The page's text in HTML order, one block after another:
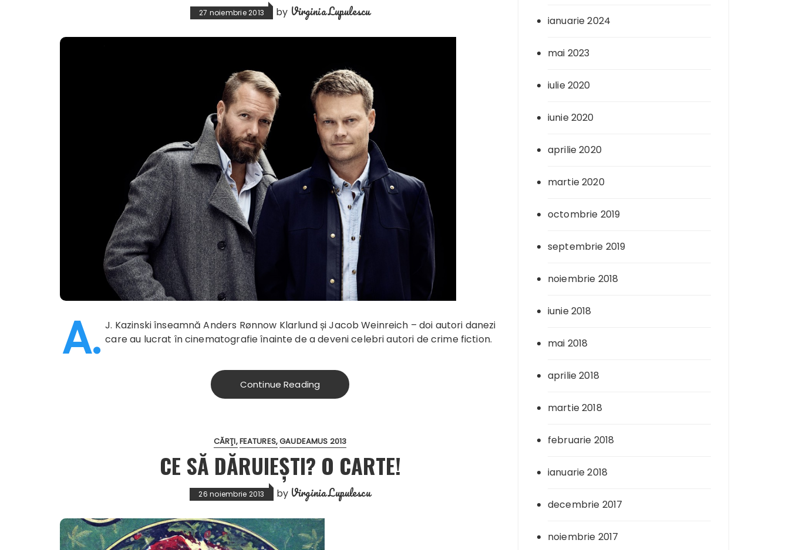
27 noiembrie 2013 by Virginia Lupulescu
A. J. Kazinski înseamnă Anders Rønnow Klarlund și Jacob Weinreich – doi autori danezi
care au lucrat în cinematografie înainte de a deveni celebri autori de crime fiction.
Continue Reading
CĂRŢI FEATURES GAUDEAMUS 2013
CE SĂ DĂRUIEȘTI? O CARTE!
26 noiembrie 2013 by Virginia Lupulescu
ianuarie 2024
mai 2023
iulie 2020
iunie 2020
aprilie 2020
martie 2020
octombrie 2019
septembrie 2019
noiembrie 2018
iunie 2018
mai 2018
aprilie 2018
martie 2018
februarie 2018
ianuarie 2018
decembrie 2017
noiembrie 2017